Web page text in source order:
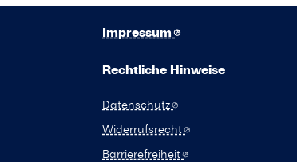
Impressum
Rechtliche Hinweise
Datenschutz
Widerrufsrecht
Barrierefreiheit